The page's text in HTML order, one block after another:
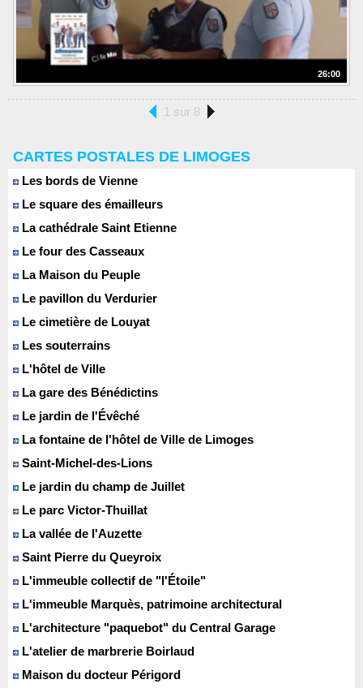
26:00
1 sur 8
CARTES POSTALES DE LIMOGES
Les bords de Vienne
Le square des émailleurs
La cathédrale Saint Etienne
Le four des Casseaux
La Maison du Peuple
Le pavillon du Verdurier
Le cimetière de Louyat
Les souterrains
L'hôtel de Ville
La gare des Bénédictins
Le jardin de l'Évêché
La fontaine de l'hôtel de Ville de Limoges
Saint-Michel-des-Lions
Le jardin du champ de Juillet
Le parc Victor-Thuillat
La vallée de l'Auzette
Saint Pierre du Queyroix
L'immeuble collectif de "l'Étoile"
L'immeuble Marquès, patrimoine architectural
L'architecture "paquebot" du Central Garage
L'atelier de marbrerie Boirlaud
Maison du docteur Périgord